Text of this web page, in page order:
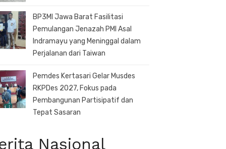
BP3MI Jawa Barat Fasilitasi
Pemulangan Jenazah PMI Asal
Indramayu yang Meninggal dalam
Perjalanan dari Taiwan
Pemdes Kertasari Gelar Musdes
RKPDes 2027, Fokus pada
Pembangunan Partisipatif dan
Tepat Sasaran
Nasional